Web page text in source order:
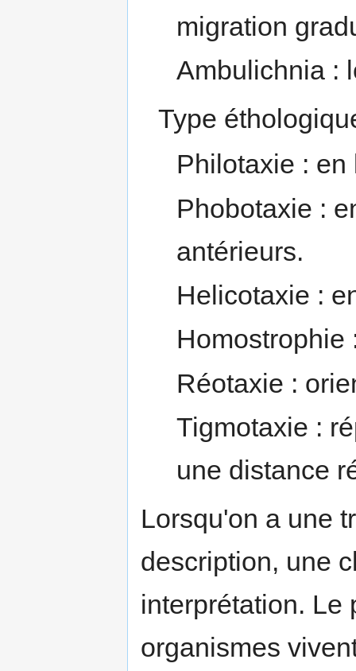
migration
Ambulichnia :
Type
Philotaxie : en
Phobotaxie :
antérieurs.
Helicotaxie :
Homostrophie
Réotaxie :
Tigmotaxie :
une distance
Lorsqu'on a une
description, une
interprétation. Le
organismes